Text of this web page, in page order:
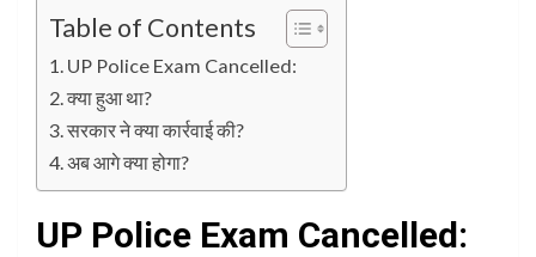
Table of Contents
UP Police Exam Cancelled:
क्या हुआ था?
सरकार ने क्या कार्रवाई की?
अब आगे क्या होगा?
UP Police Exam Cancelled: